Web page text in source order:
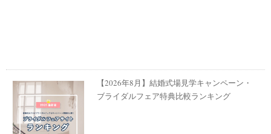
【2026年8月】結婚式場見学キャンペーン・
ブライダルフェア特典比較ランキング